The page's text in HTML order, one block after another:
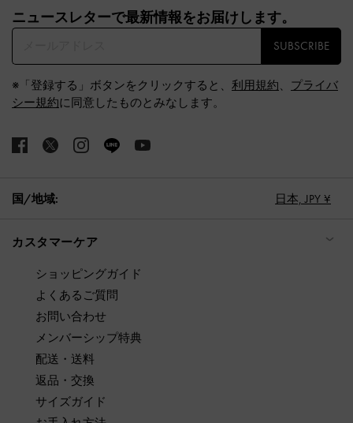
ニュースレターで最新情報をお届けします。​
SUBSCRIBE
※「登録する」ボタンをクリックすると、 利用規約、 プライバ
シー規約に同意したものとみなします。
国/地域: 日本, JPY ¥
カスタマーケア
ショッピングガイド
よくあるご質問
お問い合わせ
メンバーシップ特典
配送・送料
返品・交換
サイズガイド